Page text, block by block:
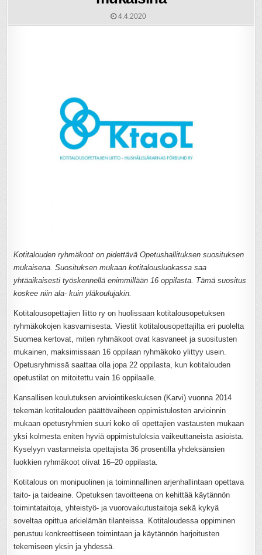
4.4.2020
Kotitalouden ryhmäkoot on pidettävä Opetushallituksen suosituksen
mukaisena. Suosituksen mukaan kotitalousluokassa saa
yhtäaikaisesti työskennellä enimmillään 16 oppilasta. Tämä suositus
koskee niin ala- kuin yläkoulujakin.
Kotitalousopettajien liitto ry on huolissaan kotitalousopetuksen
ryhmäkokojen kasvamisesta. Viestit kotitalousopettajilta eri puolelta
Suomea kertovat, miten ryhmäkoot ovat kasvaneet ja suositusten
mukainen, maksimissaan 16 oppilaan ryhmäkoko ylittyy usein.
Opetusryhmissä saattaa olla jopa 22 oppilasta, kun kotitalouden
opetustilat on mitoitettu vain 16 oppilaalle.
Kansallisen koulutuksen arviointikeskuksen (Karvi) vuonna 2014
tekemän kotitalouden päättövaiheen oppimistulosten arvioinnin
mukaan opetusryhmien suuri koko oli opettajien vastausten mukaan
yksi kolmesta eniten hyviä oppimistuloksia vaikeuttaneista asioista.
Kyselyyn vastanneista opettajista 36 prosentilla yhdeksänsien
luokkien ryhmäkoot olivat 16–20 oppilasta.
Kotitalous on monipuolinen ja toiminnallinen arjenhallintaan opettava
taito- ja taideaine. Opetuksen tavoitteena on kehittää käytännön
toimintataitoja, yhteistyö- ja vuorovaikutustaitoja sekä kykyä
soveltaa opittua arkielämän tilanteissa. Kotitaloudessa oppiminen
perustuu konkreettiseen toimintaan ja käytännön harjoitusten
tekemiseen yksin ja yhdessä.